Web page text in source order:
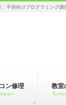
子供向けプログラミング講
ン修理 教室